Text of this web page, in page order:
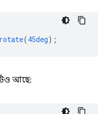
rotate(45deg);
আছে: